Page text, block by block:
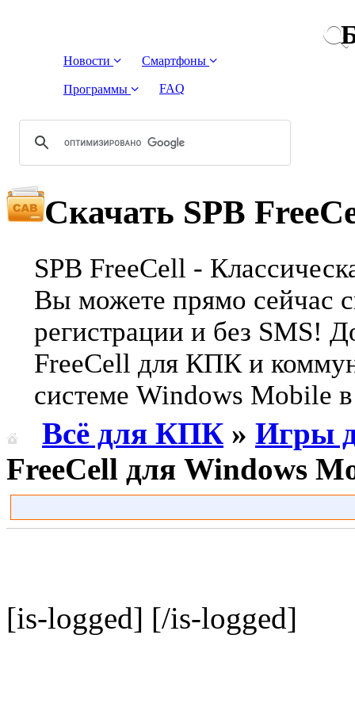
Новости Смартфоны
Программы FAQ
Скачать SPB
SPB FreeCell -
Вы можете прямо сейчас
регистрации и без SMS!
FreeCell для КПК и
системе Windows Mobile
Всё для КПК » Игры
FreeCell для Windows
[is-logged] [/is-logged]